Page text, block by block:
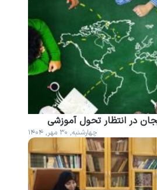
در انتظار تحول آموزشی
چهارشنبه, ۳۰ مهر, ۱۴۰۴